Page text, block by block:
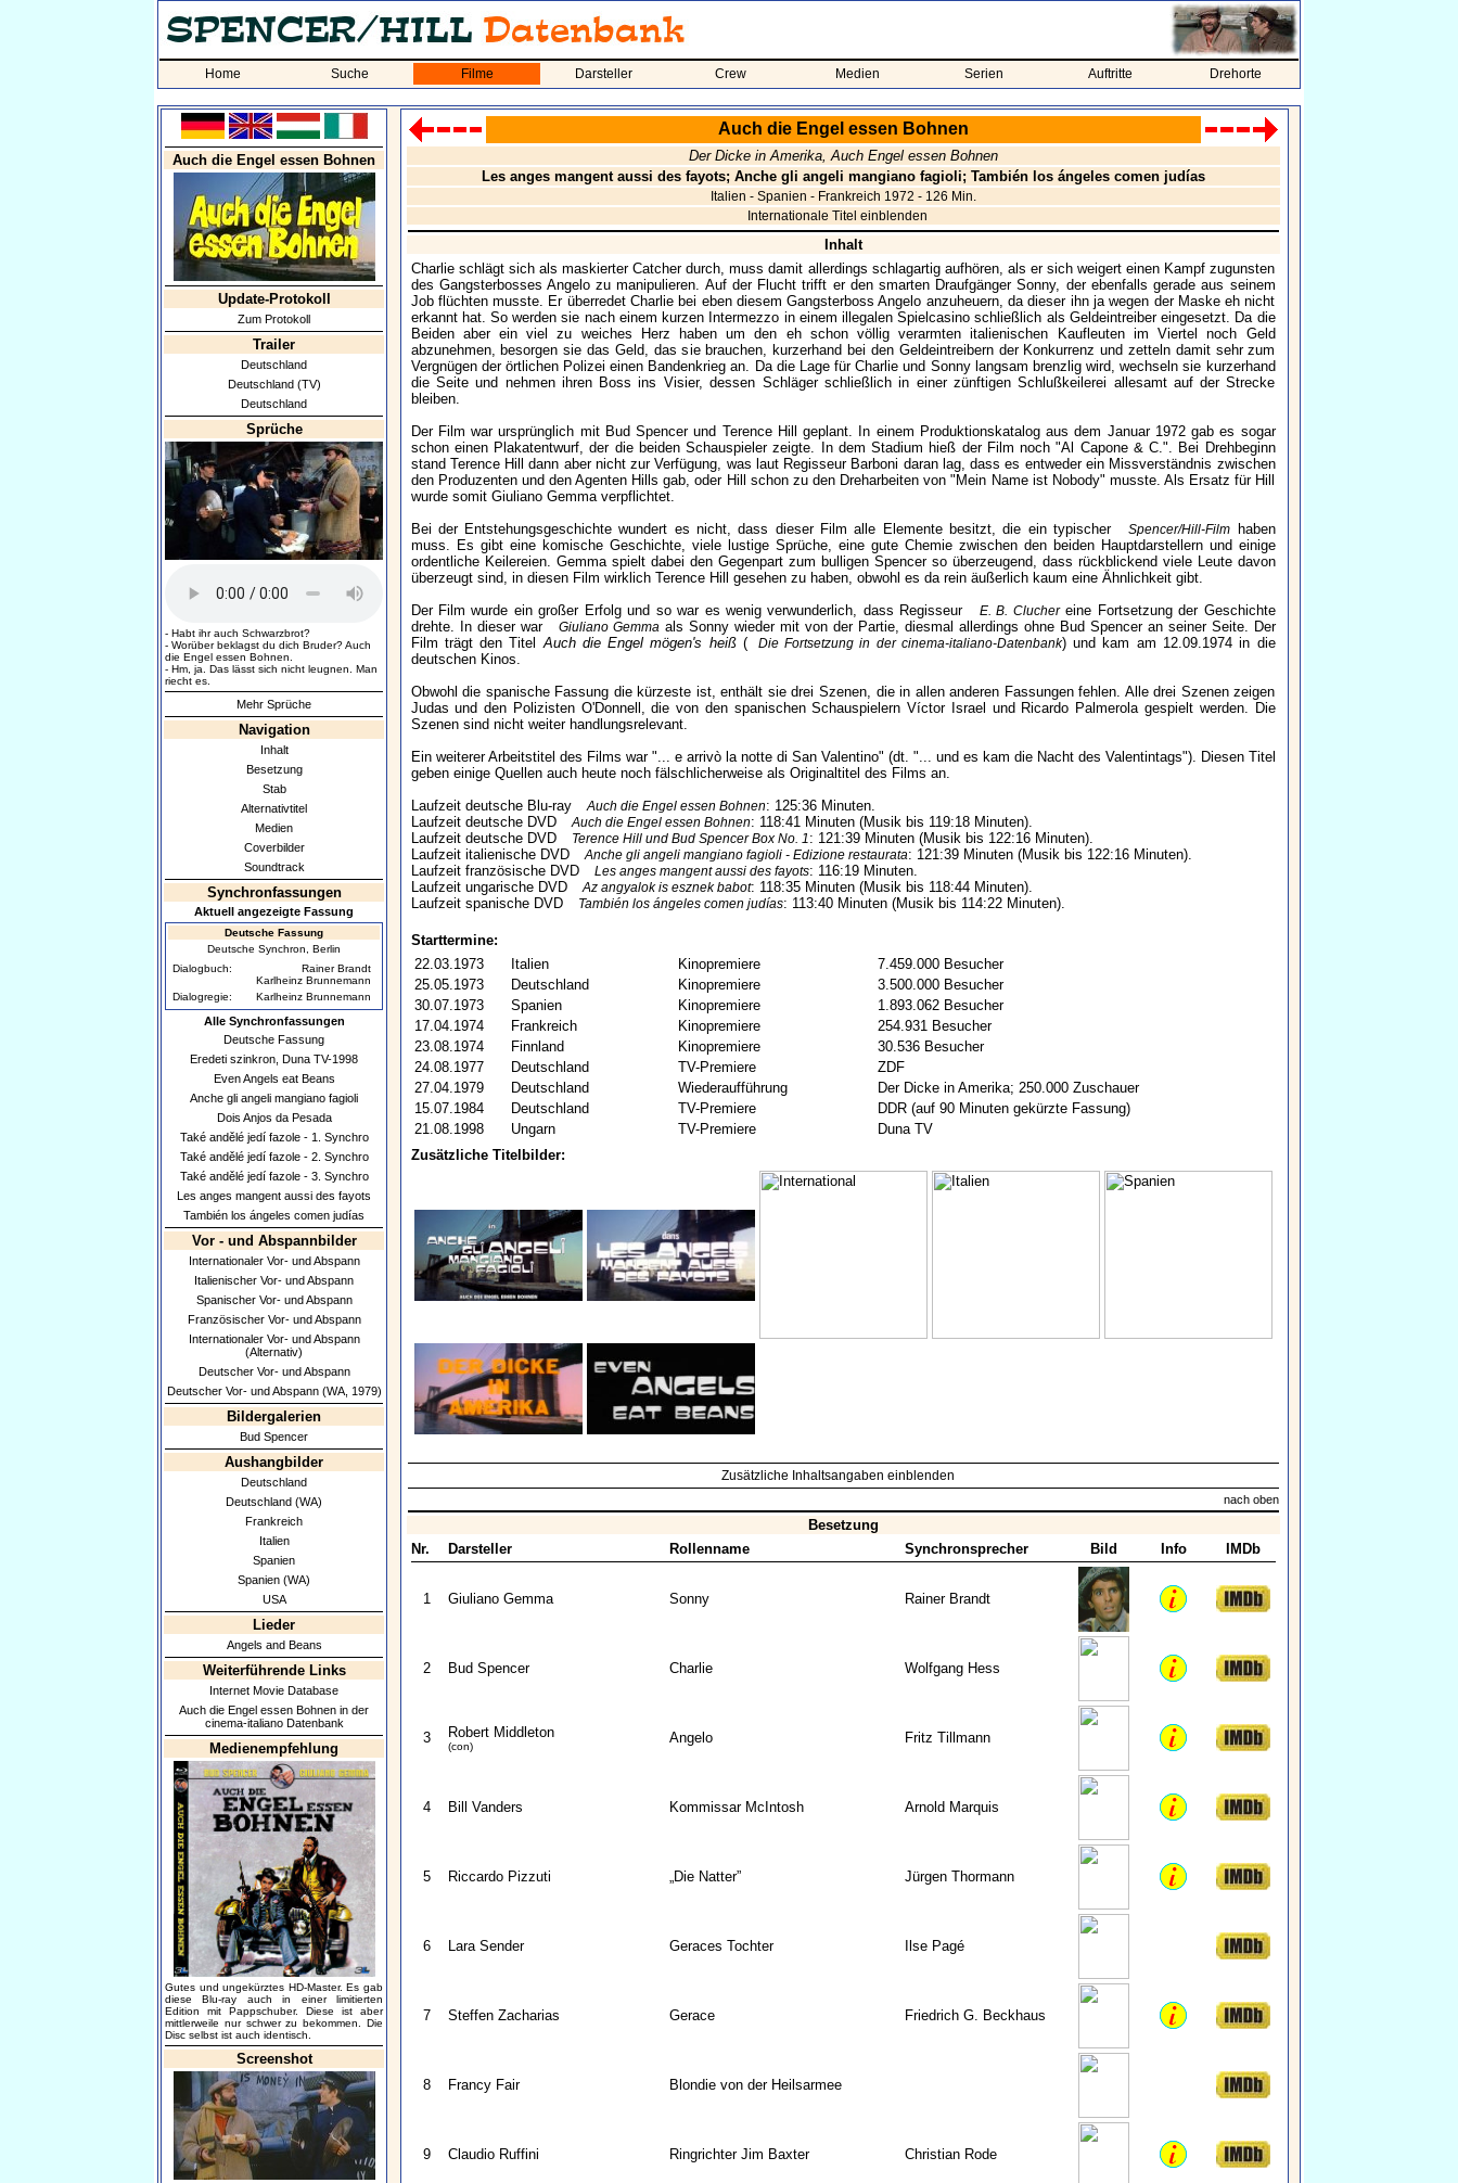
Home Suche Filme Darsteller Crew Medien Serien Auftritte Drehorte
Auch die Engel essen Bohnen
Update-Protokoll
Zum Protokoll
Trailer
Deutschland
Deutschland (TV)
Deutschland
Sprüche
- Habt ihr auch Schwarzbrot?
- Worüber beklagst du dich Bruder? Auch
die Engel essen Bohnen.
- Hm, ja. Das lässt sich nicht leugnen. Man
riecht es.
Mehr Sprüche
Navigation
Inhalt
Besetzung
Stab
Alternativtitel
Medien
Coverbilder
Soundtrack
Synchronfassungen
Aktuell angezeigte Fassung
Deutsche Fassung
Deutsche Synchron, Berlin
Dialogbuch:
Rainer Brandt
Karlheinz Brunnemann
Dialogregie:
Karlheinz Brunnemann
Alle Synchronfassungen
Deutsche Fassung
Eredeti szinkron, Duna TV-1998
Even Angels eat Beans
Anche gli angeli mangiano fagioli
Dois Anjos da Pesada
Také andělé jedí fazole - 1. Synchro
Také andělé jedí fazole - 2. Synchro
Také andělé jedí fazole - 3. Synchro
Les anges mangent aussi des fayots
También los ángeles comen judías
Vor - und Abspannbilder
Internationaler Vor- und Abspann
Italienischer Vor- und Abspann
Spanischer Vor- und Abspann
Französischer Vor- und Abspann
Internationaler Vor- und Abspann
(Alternativ)
Deutscher Vor- und Abspann
Deutscher Vor- und Abspann (WA, 1979)
Bildergalerien
Bud Spencer
Aushangbilder
Deutschland
Deutschland (WA)
Frankreich
Italien
Spanien
Spanien (WA)
USA
Lieder
Angels and Beans
Weiterführende Links
Internet Movie Database
Auch die Engel essen Bohnen in der
cinema-italiano Datenbank
Medienempfehlung
Gutes und ungekürztes HD-Master. Es gab
diese Blu-ray auch in einer limitierten
Edition mit Pappschuber. Diese ist aber
mittlerweile nur schwer zu bekommen. Die
Disc selbst ist auch identisch.
Screenshot
Auch die Engel essen Bohnen
Der Dicke in Amerika, Auch Engel essen Bohnen
Les anges mangent aussi des fayots; Anche gli angeli mangiano fagioli; También los ángeles comen judías
Italien - Spanien - Frankreich 1972 - 126 Min.
Internationale Titel einblenden
Inhalt
Charlie schlägt sich als maskierter Catcher durch, muss damit allerdings schlagartig aufhören, als er sich weigert einen Kampf zugunsten
des Gangsterbosses Angelo zu manipulieren. Auf der Flucht trifft er den smarten Draufgänger Sonny, der ebenfalls gerade aus seinem
Job flüchten musste. Er überredet Charlie bei eben diesem Gangsterboss Angelo anzuheuern, da dieser ihn ja wegen der Maske eh nicht
erkannt hat. So werden sie nach einem kurzen Intermezzo in einem illegalen Spielcasino schließlich als Geldeintreiber eingesetzt. Da die
Beiden aber ein viel zu weiches Herz haben um den eh schon völlig verarmten italienischen Kaufleuten im Viertel noch Geld
abzunehmen, besorgen sie das Geld, das sie brauchen, kurzerhand bei den Geldeintreibern der Konkurrenz und zetteln damit sehr zum
Vergnügen der örtlichen Polizei einen Bandenkrieg an. Da die Lage für Charlie und Sonny langsam brenzlig wird, wechseln sie kurzerhand
die Seite und nehmen ihren Boss ins Visier, dessen Schläger schließlich in einer zünftigen Schlußkeilerei allesamt auf der Strecke
bleiben.
Der Film war ursprünglich mit Bud Spencer und Terence Hill geplant. In einem Produktionskatalog aus dem Januar 1972 gab es sogar
schon einen Plakatentwurf, der die beiden Schauspieler zeigte. In dem Stadium hieß der Film noch "Al Capone & C.". Bei Drehbeginn
stand Terence Hill dann aber nicht zur Verfügung, was laut Regisseur Barboni daran lag, dass es entweder ein Missverständnis zwischen
den Produzenten und den Agenten Hills gab, oder Hill schon zu den Dreharbeiten von "Mein Name ist Nobody" musste. Als Ersatz für Hill
wurde somit Giuliano Gemma verpflichtet.
Bei der Entstehungsgeschichte wundert es nicht, dass dieser Film alle Elemente besitzt, die ein typischer
Spencer/Hill-Film haben
muss. Es gibt eine komische Geschichte, viele lustige Sprüche, eine gute Chemie zwischen den beiden Hauptdarstellern und einige
ordentliche Keilereien. Gemma spielt dabei den Gegenpart zum bulligen Spencer so überzeugend, dass rückblickend viele Leute davon
überzeugt sind, in diesen Film wirklich Terence Hill gesehen zu haben, obwohl es da rein äußerlich kaum eine Ähnlichkeit gibt.
Der Film wurde ein großer Erfolg und so war es wenig verwunderlich, dass Regisseur
E. B. Cluchereine Fortsetzung der Geschichte
drehte. In dieser war
Giuliano Gemmaals Sonny wieder mit von der Partie, diesmal allerdings ohne Bud Spencer an seiner Seite. Der
Film trägt den TitelAuch die Engel mögen's heiß( Die Fortsetzung in der cinema-italiano-Datenbank) und kam am 12.09.1974 in die
deutschen Kinos.
Obwohl die spanische Fassung die kürzeste ist, enthält sie drei Szenen, die in allen anderen Fassungen fehlen. Alle drei Szenen zeigen
Judas und den Polizisten O'Donnell, die von den spanischen Schauspielern Víctor Israel und Ricardo Palmerola gespielt werden. Die
Szenen sind nicht weiter handlungsrelevant.
Ein weiterer Arbeitstitel des Films war "... e arrivò la notte di San Valentino" (dt. "... und es kam die Nacht des Valentintags"). Diesen Titel
geben einige Quellen auch heute noch fälschlicherweise als Originaltitel des Films an.
Laufzeit deutsche Blu-ray
Auch die Engel essen Bohnen: 125:36 Minuten.
Laufzeit deutsche DVD
Auch die Engel essen Bohnen: 118:41 Minuten (Musik bis 119:18 Minuten).
Laufzeit deutsche DVD
Terence Hill und Bud Spencer Box No. 1: 121:39 Minuten (Musik bis 122:16 Minuten).
Laufzeit italienische DVD
Anche gli angeli mangiano fagioli - Edizione restaurata: 121:39 Minuten (Musik bis 122:16 Minuten).
Laufzeit französische DVD
Les anges mangent aussi des fayots: 116:19 Minuten.
Laufzeit ungarische DVD
Az angyalok is esznek babot: 118:35 Minuten (Musik bis 118:44 Minuten).
Laufzeit spanische DVD
También los ángeles comen judías: 113:40 Minuten (Musik bis 114:22 Minuten).
Starttermine:
22.03.1973
Italien Kinopremiere
7.459.000 Besucher
25.05.1973
Deutschland Kinopremiere
3.500.000 Besucher
30.07.1973
Spanien Kinopremiere
1.893.062 Besucher
17.04.1974
Frankreich Kinopremiere
254.931 Besucher
23.08.1974
Finnland Kinopremiere
30.536 Besucher
24.08.1977
Deutschland TV-Premiere
ZDF
27.04.1979
Deutschland Wiederaufführung
Der Dicke in Amerika; 250.000 Zuschauer
15.07.1984
Deutschland TV-Premiere
DDR (auf 90 Minuten gekürzte Fassung)
21.08.1998
Ungarn TV-Premiere
Duna TV
Zusätzliche Titelbilder:
Zusätzliche Inhaltsangaben einblenden
nach oben
Besetzung
Nr.
Darsteller Rollenname Synchronsprecher Bild Info IMDb
1 Giuliano Gemma Sonny Rainer Brandt
2 Bud Spencer Charlie Wolfgang Hess
3 Robert Middleton
(con)
Angelo Fritz Tillmann
4 Bill Vanders Kommissar McIntosh Arnold Marquis
5 Riccardo Pizzuti „Die Natter” Jürgen Thormann
6 Lara Sender Geraces Tochter Ilse Pagé
7 Steffen Zacharias Gerace Friedrich G. Beckhaus
8 Francy Fair Blondie von der Heilsarmee
9 Claudio Ruffini Ringrichter Jim Baxter Christian Rode